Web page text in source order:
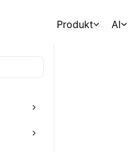
Produkt AI